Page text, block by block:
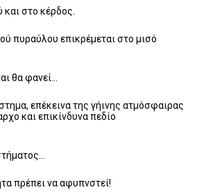
και στο κέρδος.
πυραύλου επικρέμεται στο μισό
θα φανεί…
επέκεινα της γήινης ατμόσφαιρας
και επικίνδυνα πεδίο
πρέπει να αφυπνστεί!